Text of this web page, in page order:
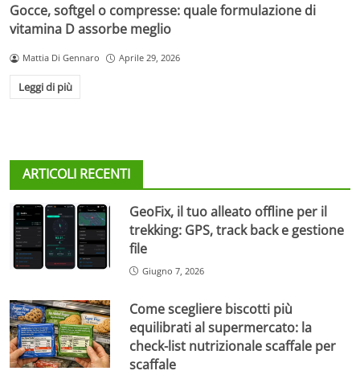
Gocce, softgel o compresse: quale formulazione di
vitamina D assorbe meglio
Mattia Di Gennaro Aprile 29, 2026
Leggi di più
ARTICOLI RECENTI
GeoFix, il tuo alleato offline per il
trekking: GPS, track back e gestione
file
Giugno 7, 2026
Come scegliere biscotti più
equilibrati al supermercato: la
check-list nutrizionale scaffale per
scaffale